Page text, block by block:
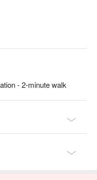
- 2-minute walk